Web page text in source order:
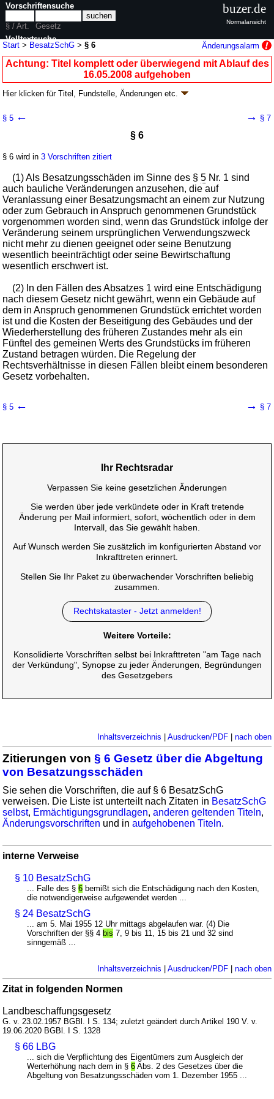
Start > BesatzSchG >§ 6 Änderungsalarm
Achtung: Titel komplett oder überwiegend mit Ablauf des
16.05.2008 aufgehoben
Hier klicken fürTitel, Fundstelle, Änderungen etc.
Besatzungsschäden (BesatzSchG
; aufgehoben durch
; FNA: 624-1Besatzungsschäden
Erster Teil Abgeltungsvorschriften
Zweiter Abschnitt Entschädigungen
§ 5 ← → § 7
§ 6
§ 6 wird in3 Vorschriften zitiert
(1) Als Besatzungsschäden im Sinne des §5 Nr. 1 sind
auch bauliche Veränderungen anzusehen, die auf
Veranlassung einer Besatzungsmacht an einem zur Nutzung
oder zum Gebrauch in Anspruch genommenen Grundstück
vorgenommen worden sind, wenn das Grundstück infolge der
Veränderung seinem ursprünglichen Verwendungszweck
nicht mehr zu dienen geeignet oder seine Benutzung
wesentlich beeinträchtigt oder seine Bewirtschaftung
wesentlich erschwert ist.
(2) In den Fällen des Absatzes 1 wird eine Entschädigung
nach diesem Gesetz nicht gewährt, wenn ein Gebäude auf
dem in Anspruch genommenen Grundstück errichtet worden
ist und die Kosten der Beseitigung des Gebäudes und der
Wiederherstellung des früheren Zustandes mehr als ein
Fünftel des gemeinen Werts des Grundstücks im früheren
Zustand betragen würden. Die Regelung der
Rechtsverhältnisse in diesen Fällen bleibt einem besonderen
Gesetz vorbehalten.
§ 5 ← → § 7
Ihr Rechtsradar
Verpassen Sie keine gesetzlichen Änderungen
Sie werden über jede verkündete oder in Kraft tretende
Änderung per Mail informiert, sofort, wöchentlich oder in dem
Intervall, das Sie gewählt haben.
Auf Wunsch werden Sie zusätzlich im konfigurierten Abstand vor
Inkrafttreten erinnert.
Stellen Sie Ihr Paket zu überwachender Vorschriften beliebig
zusammen.
Rechtskataster - Jetzt anmelden!
Weitere Vorteile:
Konsolidierte Vorschriften selbst bei Inkrafttreten "am Tage nach
der Verkündung", Synopse zu jeder Änderungen, Begründungen
des Gesetzgebers
Inhaltsverzeichnis Ausdrucken/PDF| nach oben
Zitierungen von§ 6 Gesetz über die Abgeltung
von Besatzungsschäden
Sie sehen die Vorschriften, die auf § 6 BesatzSchG
verweisen. Die Liste ist unterteilt nach Zitaten in BesatzSchG
selbst, Ermächtigungsgrundlagen,anderen geltenden Titeln,
Änderungsvorschriften und inaufgehobenen Titeln.
interne Verweise
§ 10 BesatzSchG
... Falle des §6 bemißt sich die Entschädigung nach den Kosten,
die notwendigerweise aufgewendet werden ...
§ 24 BesatzSchG
... am 5. Mai 1955 12 Uhr mittags abgelaufen war. (4) Die
Vorschriften der §§ 4 bis 7, 9 bis 11, 15 bis 21 und 32 sind
sinngemäß ...
Inhaltsverzeichnis Ausdrucken/PDF| nach oben
Zitat in folgenden Normen
Landbeschaffungsgesetz
G. v. 23.02.1957 BGBl. I S. 134; zuletzt geändert durch Artikel 190 V. v.
19.06.2020 BGBl. I S. 1328
§ 66 LBG
... sich die Verpflichtung des Eigentümers zum Ausgleich der
Werterhöhung nach dem in §6 Abs. 2 des Gesetzes über die
Abgeltung von Besatzungsschäden vom 1. Dezember 1955 ...
Vorschriftensuche
§ / Art.
Gesetz
Volltextsuche
nur in BesatzSchG
buzer.de
Normalansicht